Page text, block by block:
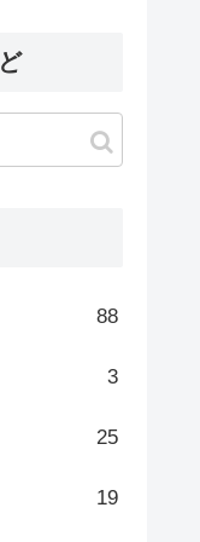
88
3
25
19